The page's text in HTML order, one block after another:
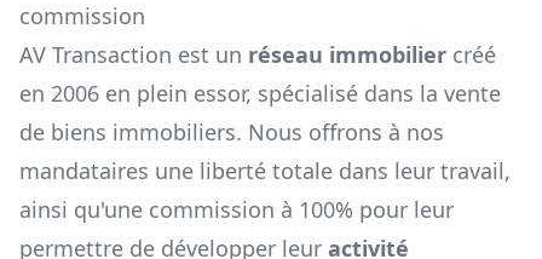
commission
AV Transaction est un réseau immobilier créé
en 2006 en plein essor, spécialisé dans la vente
de biens immobiliers. Nous offrons à nos
mandataires une liberté totale dans leur travail,
ainsi qu'une commission à 100% pour leur
permettre de développer leur activité